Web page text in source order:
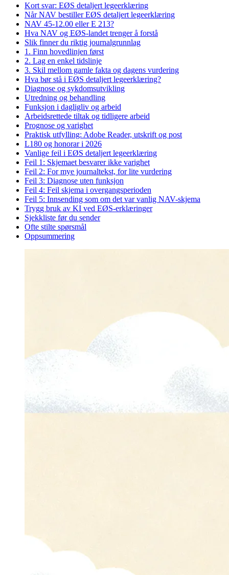
Kort svar: EØS detaljert legeerklæring
Når NAV bestiller EØS detaljert legeerklæring
NAV 45-12.00 eller E 213?
Hva NAV og EØS-landet trenger å forstå
Slik finner du riktig journalgrunnlag
1. Finn hovedlinjen først
2. Lag en enkel tidslinje
3. Skil mellom gamle fakta og dagens vurdering
Hva bør stå i EØS detaljert legeerklæring?
Diagnose og sykdomsutvikling
Utredning og behandling
Funksjon i dagligliv og arbeid
Arbeidsrettede tiltak og tidligere arbeid
Prognose og varighet
Praktisk utfylling: Adobe Reader, utskrift og post
L180 og honorar i 2026
Vanlige feil i EØS detaljert legeerklæring
Feil 1: Skjemaet besvarer ikke varighet
Feil 2: For mye journaltekst, for lite vurdering
Feil 3: Diagnose uten funksjon
Feil 4: Feil skjema i overgangsperioden
Feil 5: Innsending som om det var vanlig NAV-skjema
Trygg bruk av KI ved EØS-erklæringer
Sjekkliste før du sender
Ofte stilte spørsmål
Oppsummering